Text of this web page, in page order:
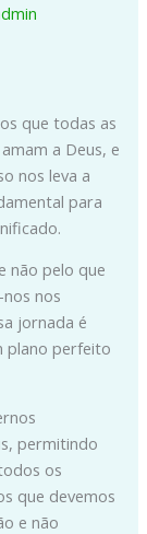
que todas as
a Deus, e
nos leva a
para
não pelo que
nos
jornada é
plano perfeito
permitindo
os
que devemos
e não